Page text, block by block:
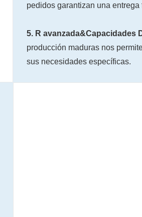
pedidos garantizan una
5. R avanzada&Capacidades
producción maduras nos
sus necesidades específicas.